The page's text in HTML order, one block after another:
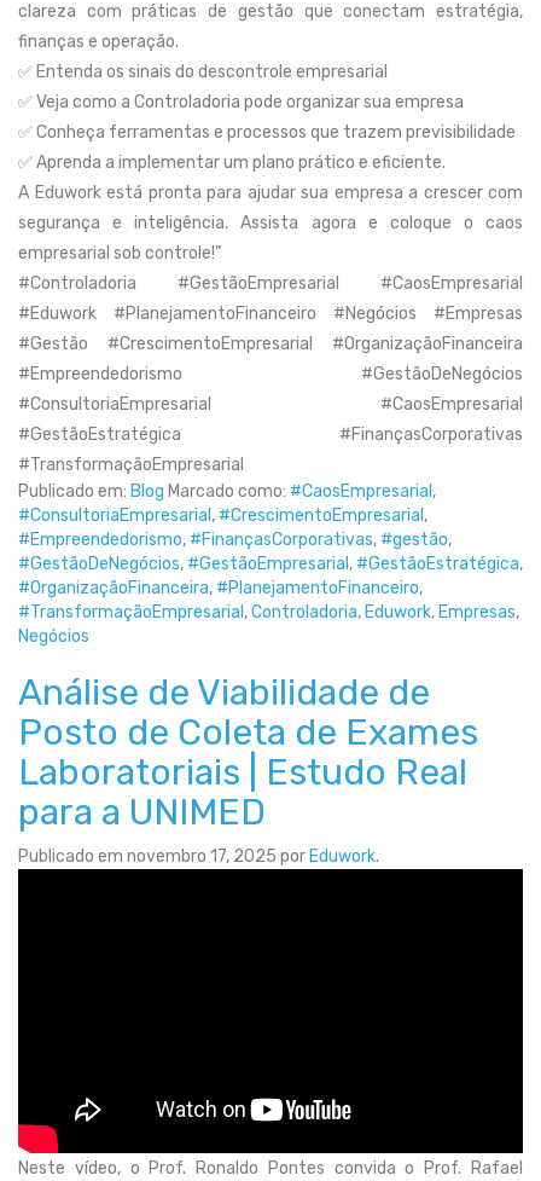
clareza com práticas de gestão que conectam estratégia,
finanças e operação.
✅ Entenda os sinais do descontrole empresarial
✅ Veja como a Controladoria pode organizar sua empresa
✅ Conheça ferramentas e processos que trazem previsibilidade
✅ Aprenda a implementar um plano prático e eficiente.
A Eduwork está pronta para ajudar sua empresa a crescer com
segurança e inteligência. Assista agora e coloque o caos
empresarial sob controle!”
#Controladoria #GestãoEmpresarial #CaosEmpresarial
#Eduwork #PlanejamentoFinanceiro #Negócios #Empresas
#Gestão #CrescimentoEmpresarial #OrganizaçãoFinanceira
#Empreendedorismo #GestãoDeNegócios
#ConsultoriaEmpresarial #CaosEmpresarial
#GestãoEstratégica #FinançasCorporativas
#TransformaçãoEmpresarial
Publicado em: Blog Marcado como: #CaosEmpresarial ,
#ConsultoriaEmpresarial , #CrescimentoEmpresarial ,
#Empreendedorismo, #FinançasCorporativas, #gestão,
#GestãoDeNegócios, #GestãoEmpresarial , #GestãoEstratégica,
#OrganizaçãoFinanceira, #PlanejamentoFinanceiro,
#TransformaçãoEmpresarial ,Controladoria, Eduwork, Empresas,
Negócios
Análise de Viabilidade de
Posto de Coleta de Exames
Laboratoriais | Estudo Real
para a UNIMED
Publicado em novembro 17, 2025 por Eduwork.
Neste vídeo, o Prof. Ronaldo Pontes convida o Prof. Rafael